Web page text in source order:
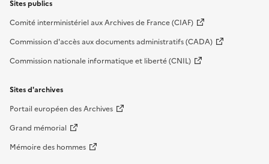
Sites publics
Comité interministériel aux Archives de France (CIAF)
Commission d'accès aux documents administratifs (CADA)
Commission nationale informatique et liberté (CNIL)
Sites d'archives
Portail européen des Archives
Grand mémorial
Mémoire des hommes